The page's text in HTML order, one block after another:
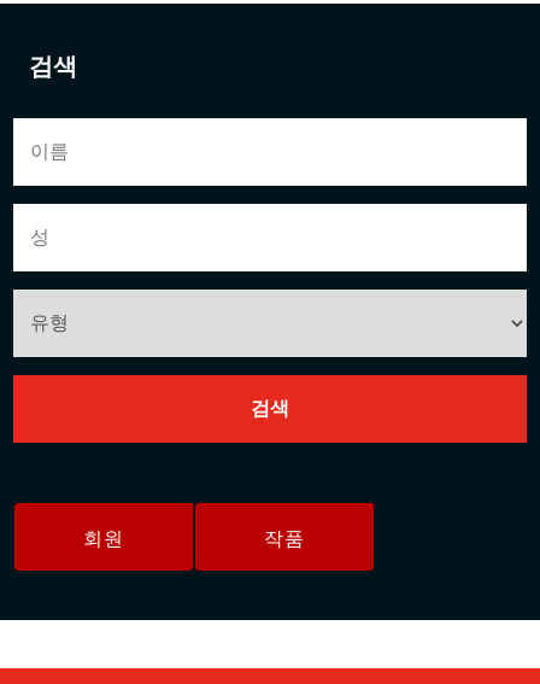
검색
회원 작품